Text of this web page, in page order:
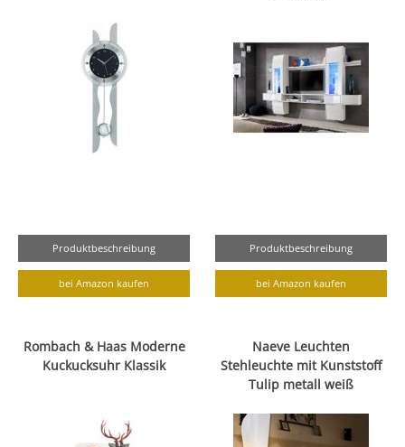
Produktbeschreibung
bei Amazon kaufen
Produktbeschreibung
bei Amazon kaufen
Rombach & Haas Moderne
Kuckucksuhr Klassik
Naeve Leuchten
Stehleuchte mit Kunststoff
Tulip metall weiß